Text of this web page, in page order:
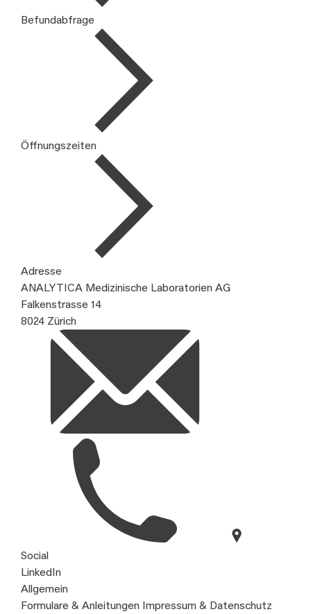
Befundabfrage
Öffnungszeiten
Adresse
ANALYTICA Medizinische Laboratorien AG
Falkenstrasse 14
8024 Zürich
Social
LinkedIn
Allgemein
Formulare & Anleitungen Impressum & Datenschutz